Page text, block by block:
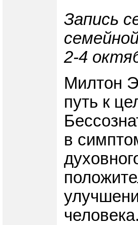
Запись
2-4
Милтон
путь к
в
человека.